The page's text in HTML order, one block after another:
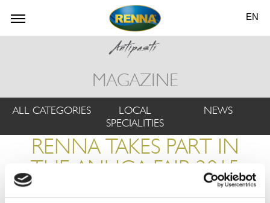
EN
MAGAZINE
ALL CATEGORIES
LOCAL
SPECIALITIES
NEWS
RENNA TAKES PART IN
THE ANUGA FAIR 2015
from category "News"